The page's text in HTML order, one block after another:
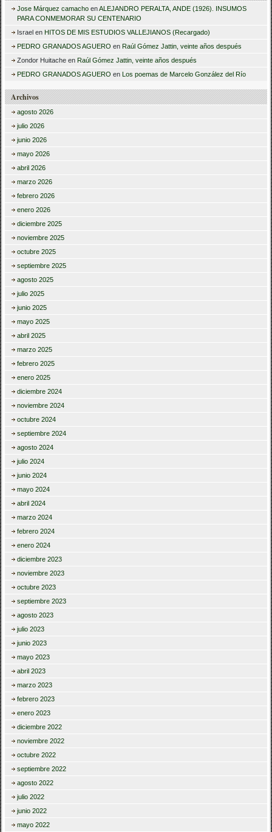
Jose Márquez camacho enALEJANDRO PERALTA, ANDE (1926). INSUMOS
PARA CONMEMORAR SU CENTENARIO
Israel en HITOS DE MIS ESTUDIOS VALLEJIANOS (Recargado)
PEDRO GRANADOS AGUERO en Raúl Gómez Jattin, veinte años después
Zondor Huitache en Raúl Gómez Jattin, veinte años después
PEDRO GRANADOS AGUERO en Los poemas de Marcelo González del Río
Archivos
agosto 2026
julio 2026
junio 2026
mayo 2026
abril 2026
marzo 2026
febrero 2026
enero 2026
diciembre 2025
noviembre 2025
octubre 2025
septiembre 2025
agosto 2025
julio 2025
junio 2025
mayo 2025
abril 2025
marzo 2025
febrero 2025
enero 2025
diciembre 2024
noviembre 2024
octubre 2024
septiembre 2024
agosto 2024
julio 2024
junio 2024
mayo 2024
abril 2024
marzo 2024
febrero 2024
enero 2024
diciembre 2023
noviembre 2023
octubre 2023
septiembre 2023
agosto 2023
julio 2023
junio 2023
mayo 2023
abril 2023
marzo 2023
febrero 2023
enero 2023
diciembre 2022
noviembre 2022
octubre 2022
septiembre 2022
agosto 2022
julio 2022
junio 2022
mayo 2022